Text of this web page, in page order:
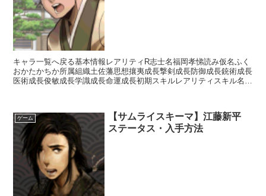
キャラ一覧へ戻る基本情報レアリティR志士名福岡孝悌読み仮名ふく
おかたかちか所属組織土佐藩思想攘夷成長撃剣成長防御成長銃術成長
医術成長俊敏成長学識成長命運成長初期スキルレアリティスキル名ス
ゲーム
【サムライスキーマ】江藤新平
ステータス・入手方法